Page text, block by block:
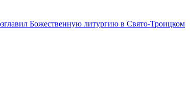
Божественную литургию в Свято-Троицком